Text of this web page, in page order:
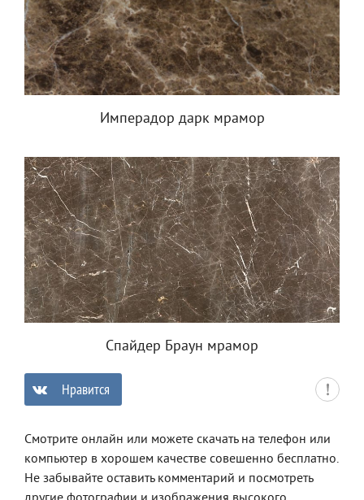
Имперадор дарк мрамор
Спайдер Браун мрамор
Нравится
Смотрите онлайн или можете скачать на телефон или
компьютер в хорошем качестве совешенно бесплатно.
Не забывайте оставить комментарий и посмотреть